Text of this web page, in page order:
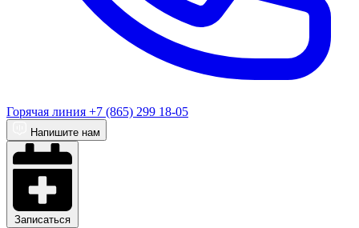
Горячая линия +7 (865) 299 18-05
Напишите нам
Записаться